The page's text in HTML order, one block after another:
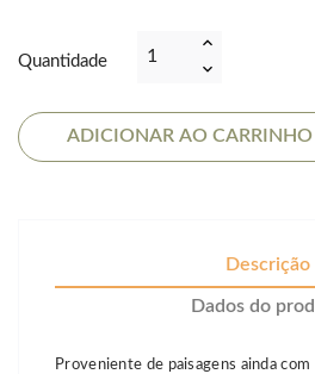
Quantidade
ADICIONAR AO CARRINHO
Descrição
Dados do
Proveniente de paisagens ainda